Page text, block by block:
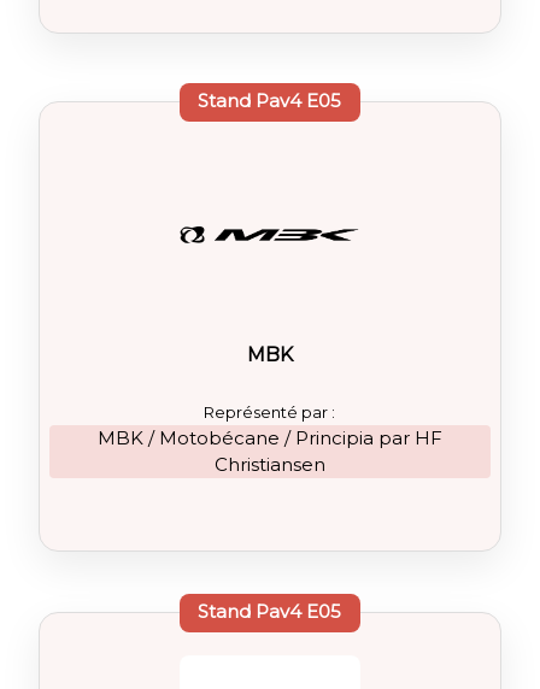
Stand Pav4 E05
MBK
Représenté par :
MBK / Motobécane / Principia par HF
Christiansen
Stand Pav4 E05